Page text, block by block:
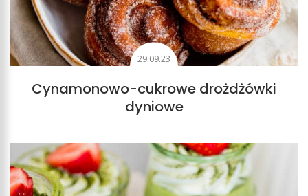
29.09.23
Cynamonowo-cukrowe drożdżówki
dyniowe